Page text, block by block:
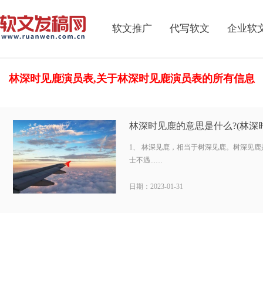
软文推广 代写软文 企业软
林深时见鹿演员表,关于林深时见鹿演员表的所有信息
林深时见鹿的意思是什么?(林深
1、 林深见鹿，相当于树深见鹿。树深见
士不遇...…
日期：2023-01-31